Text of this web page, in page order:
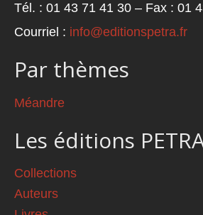
Tél. : 01 43 71 41 30 – Fax : 01
Courriel : info@editionspetra.fr
Par thèmes
Méandre
Les éditions
Collections
Auteurs